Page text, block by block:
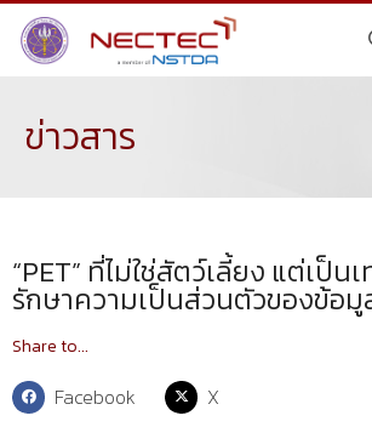
ข่าวสาร
“PET” ที่ไม่ใช่สัตว์เลี้ยง แต่เป็น
รักษาความเป็นส่วนตัวของข้อมู
Share to...
Facebook X